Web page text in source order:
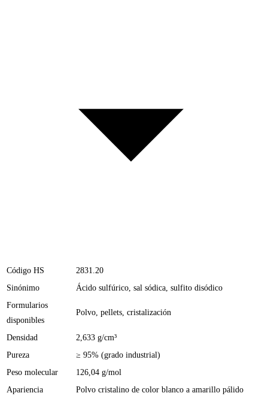
Código HS
2831.20
Sinónimo
Ácido sulfúrico, sal sódica, sulfito disódico
Formularios
disponibles
Polvo, pellets, cristalización
Densidad
2,633 g/cm³
Pureza
≥ 95% (grado industrial)
Peso molecular
126,04 g/mol
Apariencia
Polvo cristalino de color blanco a amarillo pálido